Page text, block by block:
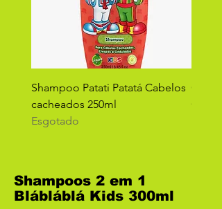
Shampoo Patati Patatá Cabelos
cacheados 250ml
Esgotado
Shampoos 2 em 1
Blábláblá Kids 300ml